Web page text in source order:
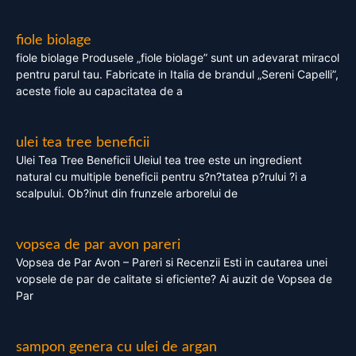
fiole biolage
fiole biolage Produsele „fiole biolage” sunt un adevarat miracol
pentru parul tau. Fabricate in Italia de brandul „Sereni Capelli”,
aceste fiole au capacitatea de a
ulei tea tree beneficii
Ulei Tea Tree Beneficii Uleiul tea tree este un ingredient
natural cu multiple beneficii pentru s?n?tatea p?rului ?i a
scalpului. Ob?inut din frunzele arborelui de
vopsea de par avon pareri
Vopsea de Par Avon – Pareri si Recenzii Esti in cautarea unei
vopsele de par de calitate si eficiente? Ai auzit de Vopsea de
Par
sampon genera cu ulei de argan